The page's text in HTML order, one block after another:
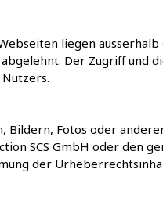
liegen
Der Zugriff und
Bildern, Fotos oder
SCS GmbH oder den
der